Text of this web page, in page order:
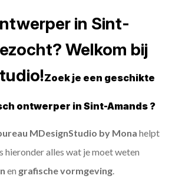
in Sint-
Welkom bij
Zoek je een geschikte
ontwerper in Sint-Amands ?
MDesignStudio by Mona helpt
hieronder alles wat je moet weten
en grafische vormgeving